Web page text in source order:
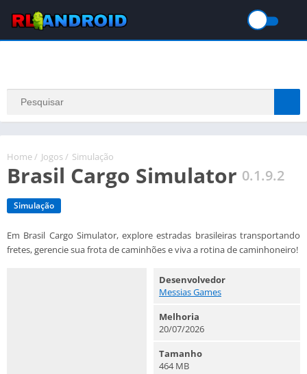
Home / Jogos / Simulação
Brasil Cargo Simulator 0.1.9.2
Simulação
Em Brasil Cargo Simulator, explore estradas brasileiras transportando
fretes, gerencie sua frota de caminhões e viva a rotina de caminhoneiro!
Desenvolvedor
Messias Games
Melhoria
20/07/2026
Tamanho
464 MB